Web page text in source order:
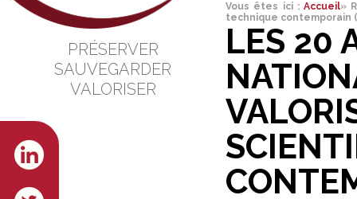
PRÉSERVER
SAUVEGARDER
VALORISER
Vous êtes ici :Accueil»
technique contemporain
LES 20